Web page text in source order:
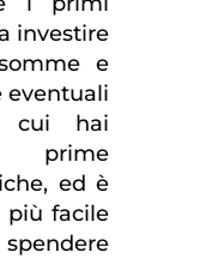
investire
e
eventuali
cui hai
prime
ed è
più facile